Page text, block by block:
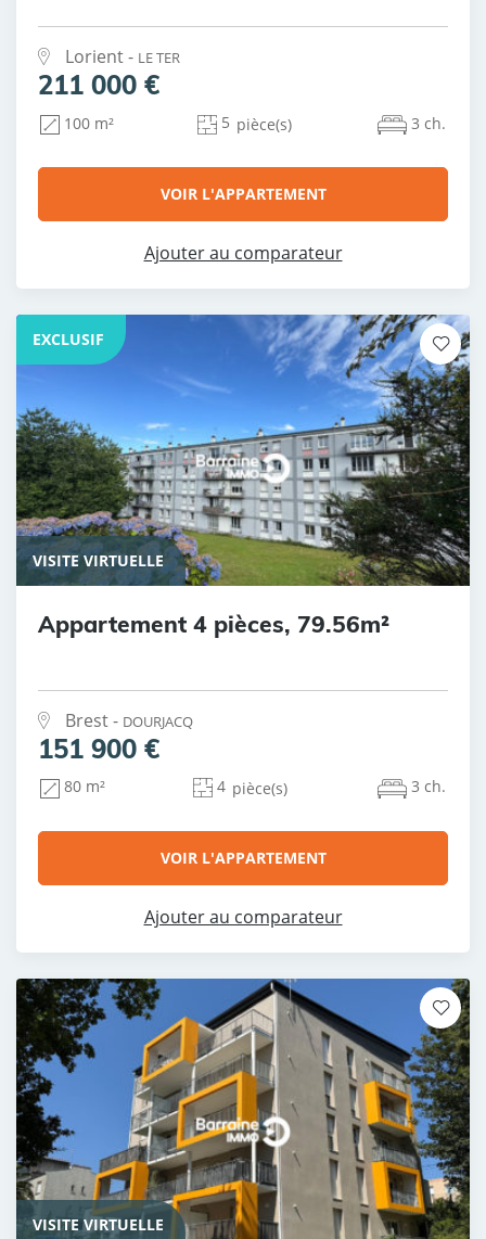
Lorient - LE TER
211 000 €
100 m² 5 pièce(s) 3 ch.
VOIR L'APPARTEMENT
Ajouter au comparateur
EXCLUSIF
VISITE VIRTUELLE
Appartement 4 pièces, 79.56m²
Brest - DOURJACQ
151 900 €
80 m² 4 pièce(s) 3 ch.
VOIR L'APPARTEMENT
Ajouter au comparateur
VISITE VIRTUELLE